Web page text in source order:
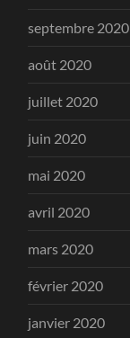
septembre 2020
août 2020
juillet 2020
juin 2020
mai 2020
avril 2020
mars 2020
février 2020
janvier 2020